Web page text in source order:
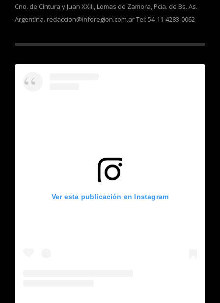
Cno. de Cintura y Juan XXIII, Lomas de Zamora, Pcia. de Bs. As.
Argentina. redaccion@inforegion.com.ar Tel: 54-11-4283-0062
Ver esta publicación en Instagram